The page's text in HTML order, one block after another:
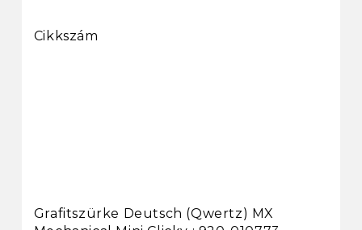
Cikkszám
Grafitszürke Deutsch (Qwertz) MX